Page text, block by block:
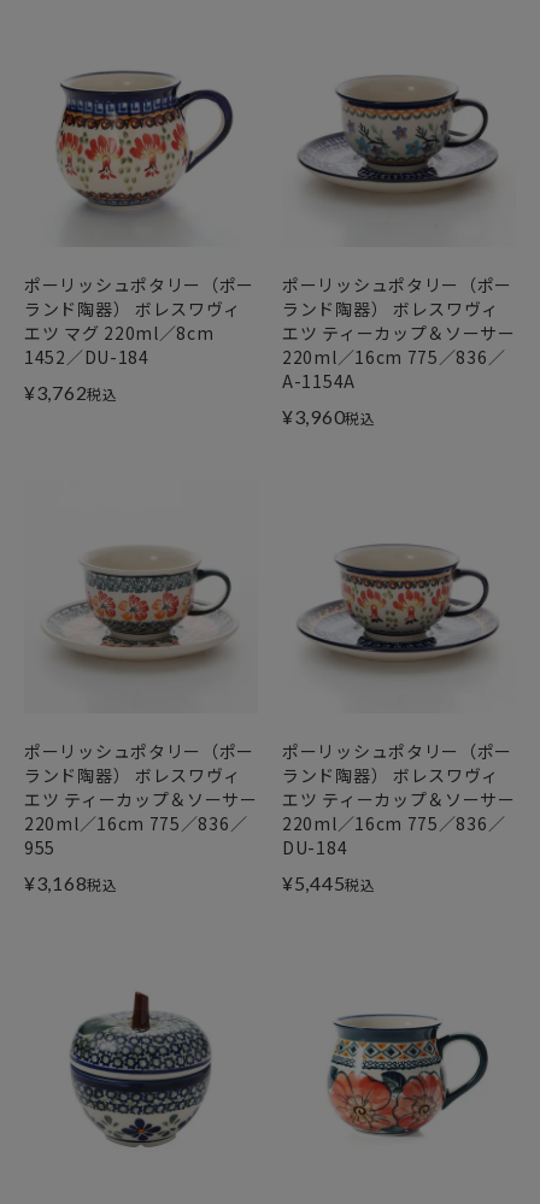
ポーリッシュポタリー（ポー
ランド陶器） ボレスワヴィ
エツ マグ 220ml／8cm
1452／DU-184
¥3,762税込
ポーリッシュポタリー（ポー
ランド陶器） ボレスワヴィ
エツ ティーカップ＆ソーサー
220ml／16cm 775／836／
A-1154A
¥3,960税込
ポーリッシュポタリー（ポー
ランド陶器） ボレスワヴィ
エツ ティーカップ＆ソーサー
220ml／16cm 775／836／
955
¥3,168税込
ポーリッシュポタリー（ポー
ランド陶器） ボレスワヴィ
エツ ティーカップ＆ソーサー
220ml／16cm 775／836／
DU-184
¥5,445税込